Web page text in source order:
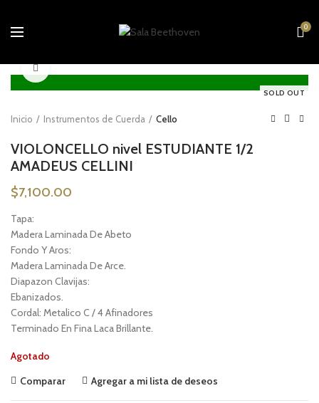
0
SOLD OUT
Inicio Instrumentos de Cuerda Cello
VIOLONCELLO nivel ESTUDIANTE 1/2
AMADEUS CELLINI
$7,100.00
Tapa:
Madera Laminada De Abeto
Fondo Y Aros:
Madera Laminada De Arce.
Diapazon Clavijas:
Ebanizados.
Cordal: Metalico C / 4 Afinadores
Terminado En Fina Laca Brillante.
Agotado
Comparar
Agregar a mi lista de deseos